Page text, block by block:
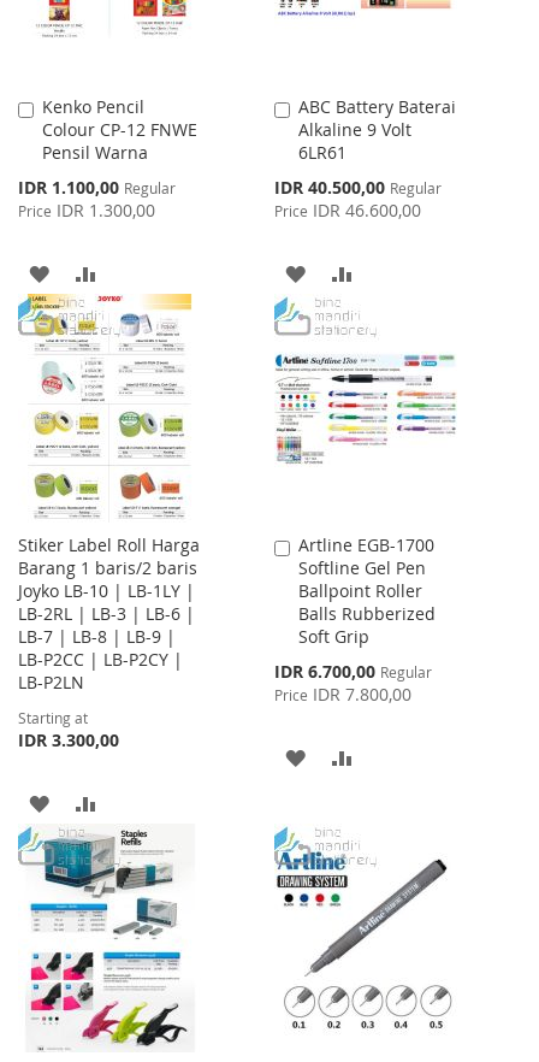
Kenko Pencil
Colour CP-12 FNWE
Pensil Warna
Special
Price
IDR 1.100,00 Regular
Price IDR 1.300,00
Add
to
Cart
ADD
TO
WISH
LIST
TO
COMPARE
ABC Battery Baterai
Alkaline 9 Volt
6LR61
Special
Price
IDR 40.500,00 Regular
Price IDR 46.600,00
Add
to
Cart
ADD
TO
WISH
LIST
TO
COMPARE
Stiker Label Roll Harga
Barang 1 baris/2 baris
Joyko LB-10 | LB-1LY |
LB-2RL | LB-3 | LB-6 |
LB-7 | LB-8 | LB-9 |
LB-P2CC | LB-P2CY |
LB-P2LN
Starting at
IDR 3.300,00
ADD
TO
WISH
LIST
TO
COMPARE
Artline EGB-1700
Softline Gel Pen
Ballpoint Roller
Balls Rubberized
Soft Grip
Special
Price
IDR 6.700,00 Regular
Price IDR 7.800,00
Add
to
Cart
ADD
WISH
LIST
COMPARE